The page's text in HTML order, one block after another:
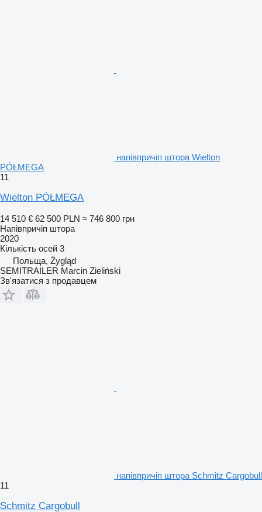
напівпричіп штора Wielton
PÓŁMEGA
11
Wielton PÓŁMEGA
14 510 € 62 500 PLN ≈ 746 800 грн
Напівпричіп штора
2020
Кількість осей 3
Польща, Żygląd
SEMITRAILER Marcin Zieliński
Зв'язатися з продавцем
напівпричіп штора Schmitz Cargobull
11
Schmitz Cargobull